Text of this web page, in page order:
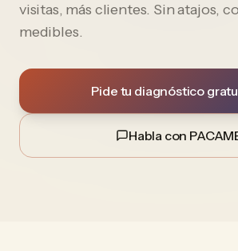
visitas, más clientes. Sin atajos,
medibles.
Pide tu diagnóstico
Habla con